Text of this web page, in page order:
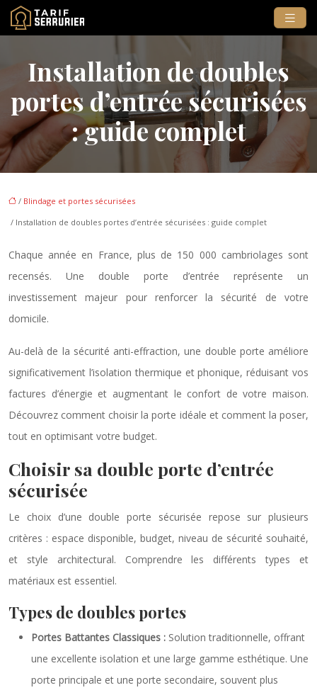
Installation de doubles
portes d’entrée sécurisées
: guide complet
/ Blindage et portes sécurisées
/ Installation de doubles portes d’entrée sécurisées : guide complet
Chaque année en France, plus de 150 000 cambriolages sont
recensés. Une double porte d’entrée représente un
investissement majeur pour renforcer la sécurité de votre
domicile.
Au-delà de la sécurité anti-effraction, une double porte améliore
significativement l’isolation thermique et phonique, réduisant vos
factures d’énergie et augmentant le confort de votre maison.
Découvrez comment choisir la porte idéale et comment la poser,
tout en optimisant votre budget.
Choisir sa double porte d’entrée
sécurisée
Le choix d’une double porte sécurisée repose sur plusieurs
critères : espace disponible, budget, niveau de sécurité souhaité,
et style architectural. Comprendre les différents types et
matériaux est essentiel.
Types de doubles portes
Portes Battantes Classiques : Solution traditionnelle, offrant
une excellente isolation et une large gamme esthétique. Une
porte principale et une porte secondaire, souvent plus